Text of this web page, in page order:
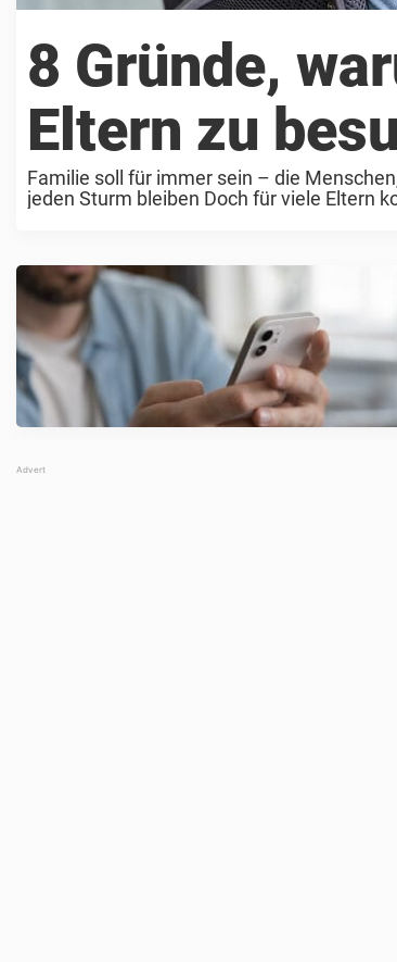
8 Gründe,
Eltern zu
Familie soll für immer sein – die
jeden Sturm bleiben Doch für viele Eltern